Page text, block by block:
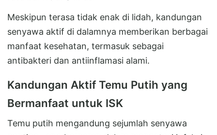
Meskipun terasa tidak enak di lidah, kandungan
senyawa aktif di dalamnya memberikan berbagai
manfaat kesehatan, termasuk sebagai
antibakteri dan antiinflamasi alami.
Kandungan Aktif Temu Putih yang
Bermanfaat untuk ISK
Temu putih mengandung sejumlah senyawa